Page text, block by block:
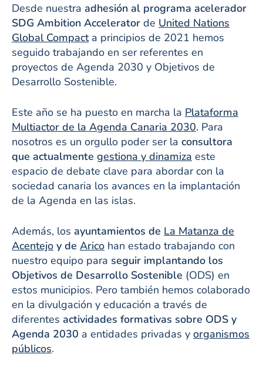
Desde nuestra adhesión al programa acelerador
SDG Ambition Accelerator de United Nations
Global Compact a principios de 2021 hemos
seguido trabajando en ser referentes en
proyectos de Agenda 2030 y Objetivos de
Desarrollo Sostenible.
Este año se ha puesto en marcha la Plataforma
Multiactor de la Agenda Canaria 2030. Para
nosotros es un orgullo poder ser la consultora
que actualmente gestiona y dinamiza este
espacio de debate clave para abordar con la
sociedad canaria los avances en la implantación
de la Agenda en las islas.
Además, los ayuntamientos de La Matanza de
Acentejo y de Arico han estado trabajando con
nuestro equipo para seguir implantando los
Objetivos de Desarrollo Sostenible (ODS) en
estos municipios. Pero también hemos colaborado
en la divulgación y educación a través de
diferentes actividades formativas sobre ODS y
Agenda 2030 a entidades privadas y organismos
públicos.